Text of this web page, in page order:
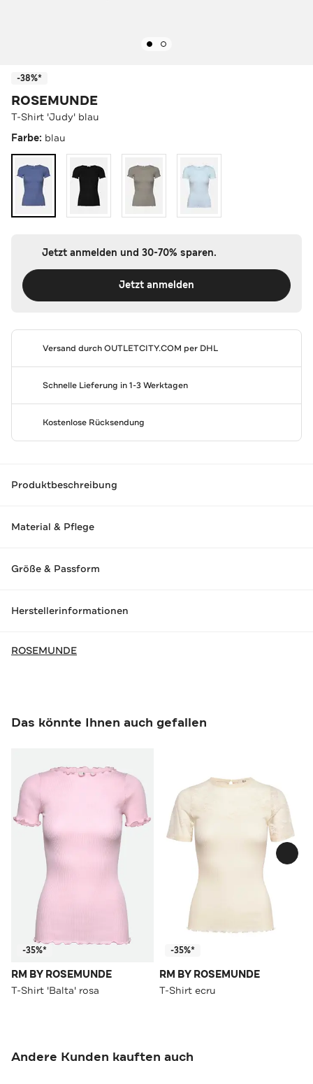
-38%*
ROSEMUNDE
T-Shirt 'Judy' blau
Farbe: blau
Jetzt anmelden und 30-70% sparen.
Jetzt anmelden
Versand durchOUTLETCITY.COM per DHL
Schnelle Lieferung in 1-3 Werktagen
Kostenlose Rücksendung
Produktbeschreibung
Material & Pflege
Größe & Passform
Herstellerinformationen
ROSEMUNDE
Das könnte Ihnen auch gefallen
-35%*
RM BY ROSEMUNDE
T-Shirt 'Balta' rosa
-35%*
RM BY ROSEMUNDE
T-Shirt ecru
Andere Kunden kauften auch